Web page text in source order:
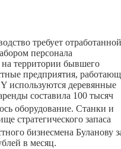
требует отработанной
персонала
территории бывшего
предприятия,
используются деревянные
составила 100 тысяч
оборудование. Станки и
стратегического запаса
бизнесмена Буланову
в месяц.